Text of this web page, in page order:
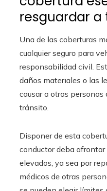
resguardar a
Una de las coberturas
cualquier seguro para
responsabilidad civil.
daños materiales o las
causar a otras
tránsito.
Disponer de esta
conductor deba
elevados, ya sea por
médicos de otras